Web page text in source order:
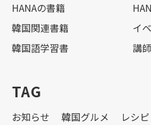
HANAの書籍
韓国関連書籍
韓国語学習書
イ
講
TAG
お知らせ 韓国グルメ レシピ